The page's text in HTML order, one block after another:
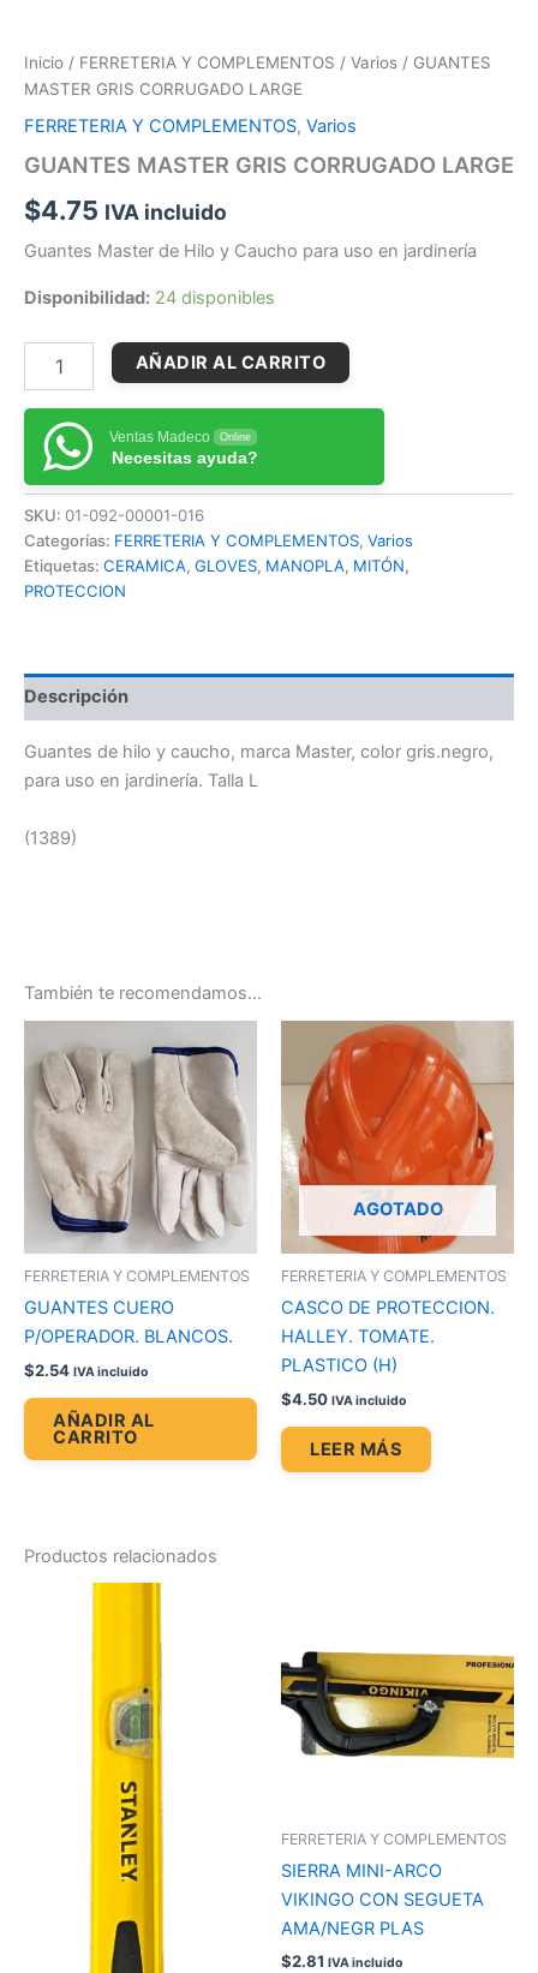
Inicio / FERRETERIA Y COMPLEMENTOS / Varios / GUANTES
MASTER GRIS CORRUGADO LARGE
FERRETERIA Y COMPLEMENTOS, Varios
GUANTES MASTER GRIS CORRUGADO LARGE
$4.75 IVA incluido
Guantes Master de Hilo y Caucho para uso en jardinería
Disponibilidad: 24 disponibles
AÑADIR AL CARRITO
Ventas Madeco Online
Necesitas ayuda?
SKU: 01-092-00001-016
Categorías: FERRETERIA Y COMPLEMENTOS, Varios
Etiquetas: CERAMICA, GLOVES, MANOPLA, MITÓN,
PROTECCION
Descripción
Guantes de hilo y caucho, marca Master, color gris.negro,
para uso en jardinería. Talla L
(1389)
También te recomendamos…
FERRETERIA Y COMPLEMENTOS
GUANTES CUERO
P/OPERADOR. BLANCOS.
$2.54 IVA incluido
AÑADIR AL
CARRITO
AGOTADO
FERRETERIA Y COMPLEMENTOS
CASCO DE PROTECCION.
HALLEY. TOMATE.
PLASTICO (H)
$4.50 IVA incluido
LEER MÁS
Productos relacionados
FERRETERIA Y COMPLEMENTOS
SIERRA MINI-ARCO
VIKINGO CON SEGUETA
AMA/NEGR PLAS
$2.81 IVA incluido